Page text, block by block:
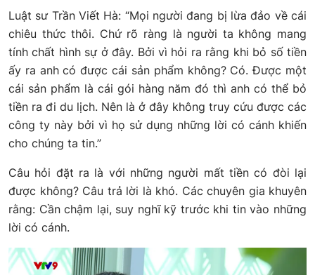
Luật sư Trần Viết Hà: “Mọi người đang bị lừa đảo về cái
chiêu thức thôi. Chứ rõ ràng là người ta không mang
tính chất hình sự ở đây. Bởi vì hỏi ra rằng khi bỏ số tiền
ấy ra anh có được cái sản phẩm không? Có. Được một
cái sản phẩm là cái gói hàng năm đó thì anh có thể bỏ
tiền ra đi du lịch. Nên là ở đây không truy cứu được các
công ty này bởi vì họ sử dụng những lời có cánh khiến
cho chúng ta tin.”
Câu hỏi đặt ra là với những người mất tiền có đòi lại
được không? Câu trả lời là khó. Các chuyên gia khuyên
rằng: Cần chậm lại, suy nghĩ kỹ trước khi tin vào những
lời có cánh.